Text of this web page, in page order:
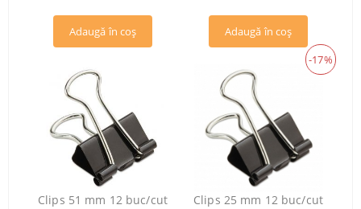
Clips 51 mm 12 buc/cut Clips 25 mm 12 buc/cut
-17%